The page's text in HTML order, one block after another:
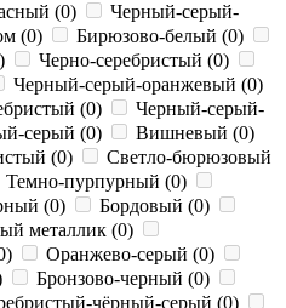
(0)
Черный-серый-
(0) Бирюзово-белый (0)
) Черно-серебристый (0)
Черный-серый-оранжевый (0)
(0)
Черный-серый-
серый (0) Вишневый (0)
(0)
Светло-бюрюзовый
Темно-пурпурный (0)
(0) Бордовый (0)
металлик (0)
) Оранжево-серый (0)
Бронзово-черный (0)
чёрный-серый (0)